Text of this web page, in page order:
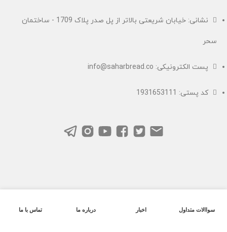
نشانی: خیابان شریعتی بالاتر از پل صدر پلاک 1709 - ساختمان
سحر
پست الکترونیکی: info@saharbread.co
کد پستی: 1931653111
سواالات متداول اخبار درباره ما تماس با ما